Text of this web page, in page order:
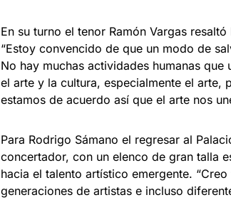
En su turno el tenor Ramón Vargas
“Estoy convencido de que un modo de
No hay muchas actividades humanas que
el arte y la cultura, especialmente el arte,
estamos de acuerdo así que el arte nos
Para Rodrigo Sámano el regresar al
concertador, con un elenco de gran talla
hacia el talento artístico emergente.
generaciones de artistas e incluso